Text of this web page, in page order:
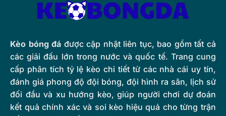
Kèo bóng đá được cập nhật liên tục, bao gồm tất cả
các giải đấu lớn trong nước và quốc tế. Trang cung
cấp phân tích tỷ lệ kèo chi tiết từ các nhà cái uy tín,
đánh giá phong độ đội bóng, đội hình ra sân, lịch sử
đối đầu và xu hướng kèo, giúp người chơi dự đoán
kết quả chính xác và soi kèo hiệu quả cho từng trận